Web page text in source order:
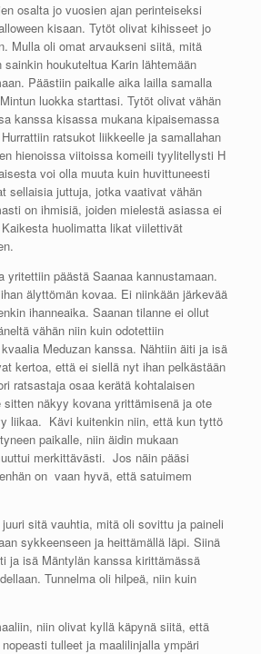
osalta jo vuosien ajan perinteiseksi
kisaan. Tytöt olivat kihisseet jo
Mulla oli omat arvaukseni siitä, mitä
houkuteltua Karin lähtemään
Päästiin paikalle aika lailla samalla
luokka starttasi. Tytöt olivat vähän
kanssa kisassa mukana kipaisemassa
ratsukot liikkeelle ja samallahan
hienoissa viitoissa komeili tyylitellysti H
voi olla muuta kuin huvittuneesti
sellaisia juttuja, jotka vaativat vähän
on ihmisiä, joiden mielestä asiassa ei
huolimatta likat viilettivät
yritettiin päästä Saanaa kannustamaan.
älyttömän kovaa. Ei niinkään järkevää
ihanneaika. Saanan tilanne ei ollut
vähän niin kuin odotettiin
Meduzan kanssa. Nähtiin äiti ja isä
kertoa, että ei siellä nyt ihan pelkästään
ratsastaja osaa kerätä kohtalaisen
sitten näkyy kovana yrittämisenä ja ote
liikaa. Kävi kuitenkin niin, että kun tyttö
paikalle, niin äidin mukaan
merkittävästi. Jos näin pääsi
on vaan hyvä, että satuimem
sitä vauhtia, mitä oli sovittu ja paineli
sykkeenseen ja heittämällä läpi. Siinä
ja isä Mäntylän kanssa kirittämässä
Tunnelma oli hilpeä, niin kuin
niin olivat kyllä käpynä siitä, että
tulleet ja maalilinjalla ympäri